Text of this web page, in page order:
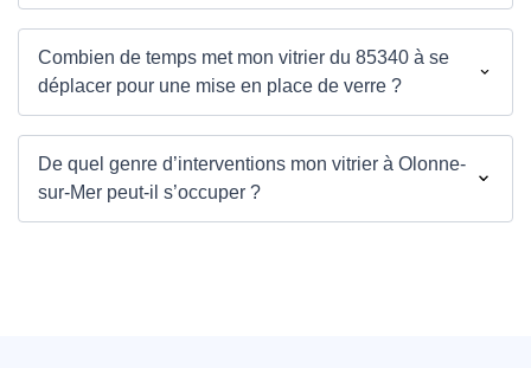
Combien de temps met mon vitrier du 85340 à se
déplacer pour une mise en place de verre ?
De quel genre d’interventions mon vitrier à Olonne-
sur-Mer peut-il s’occuper ?